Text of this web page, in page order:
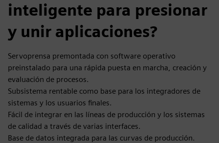
inteligente para presionar
y unir aplicaciones?
Servoprensa premontada con software operativo
preinstalado para una rápida puesta en marcha, creación y
evaluación de procesos.
Subsistema rentable como base para los integradores de
sistemas y los usuarios finales.
Fácil de integrar en las líneas de producción y los sistemas
de calidad a través de varias interfaces.
Base de datos integrada para las curvas de producción.